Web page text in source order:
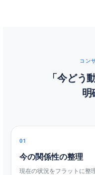
コン
「今どう
明
01
今の関係性の整理
現在の状況をフラットに整